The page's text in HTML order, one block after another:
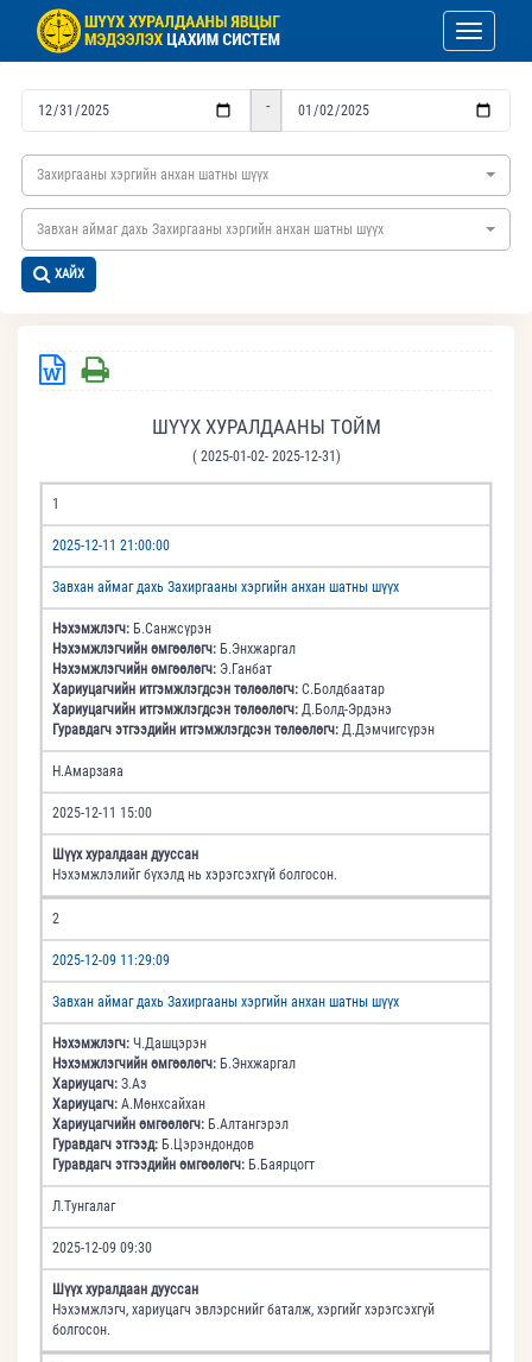
Toggle
-
Захиргааны хэргийн анхан шатны шүүх
Завхан аймаг дахь Захиргааны хэргийн анхан шатны шүүх
ХАЙХ
ШҮҮХ ХУРАЛДААНЫ ТОЙМ
( 2025-01-02- 2025-12-31)
1
2025-12-11 21:00:00
Завхан аймаг дахь Захиргааны хэргийн анхан шатны шүүх
Нэхэмжлэгч: Б.Санжсүрэн
Нэхэмжлэгчийн өмгөөлөгч: Б.Энхжаргал
Нэхэмжлэгчийн өмгөөлөгч: Э.Ганбат
Хариуцагчийн итгэмжлэгдсэн төлөөлөгч: С.Болдбаатар
Хариуцагчийн итгэмжлэгдсэн төлөөлөгч: Д.Болд-Эрдэнэ
Гуравдагч этгээдийн итгэмжлэгдсэн төлөөлөгч: Д.Дэмчигсүрэн
Н.Амарзаяа
2025-12-11 15:00
Шүүх хуралдаан дууссан
Нэхэмжлэлийг бүхэлд нь хэрэгсэхгүй болгосон.
2
2025-12-09 11:29:09
Завхан аймаг дахь Захиргааны хэргийн анхан шатны шүүх
Нэхэмжлэгч: Ч.Дашцэрэн
Нэхэмжлэгчийн өмгөөлөгч: Б.Энхжаргал
Хариуцагч: З.Аз
Хариуцагч: А.Мөнхсайхан
Хариуцагчийн өмгөөлөгч: Б.Алтангэрэл
Гуравдагч этгээд: Б.Цэрэндондов
Гуравдагч этгээдийн өмгөөлөгч: Б.Баярцогт
Л.Тунгалаг
2025-12-09 09:30
Шүүх хуралдаан дууссан
Нэхэмжлэгч, хариуцагч эвлэрснийг баталж, хэргийг хэрэгсэхгүй
болгосон.